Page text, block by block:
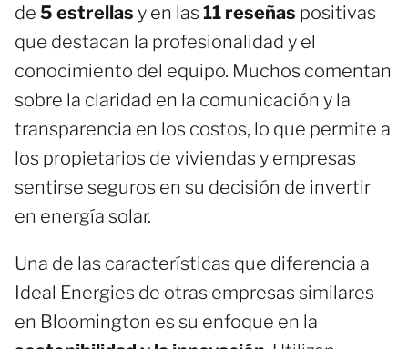
de 5 estrellas y en las 11 reseñas positivas
que destacan la profesionalidad y el
conocimiento del equipo. Muchos comentan
sobre la claridad en la comunicación y la
transparencia en los costos, lo que permite a
los propietarios de viviendas y empresas
sentirse seguros en su decisión de invertir
en energía solar.
Una de las características que diferencia a
Ideal Energies de otras empresas similares
en Bloomington es su enfoque en la